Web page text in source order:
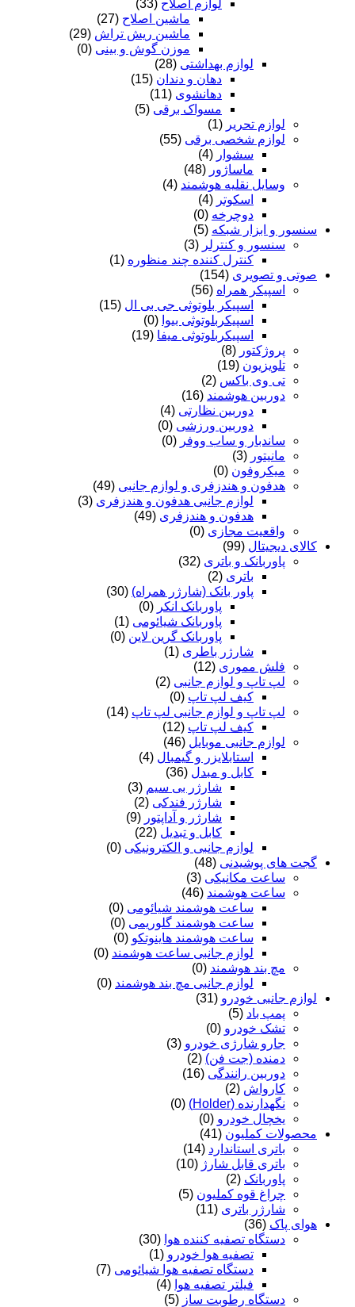
لوازم اصلاح (33)
ماشین اصلاح (27)
ماشین ریش تراش (29)
موزن گوش و بینی (0)
لوازم بهداشتی (28)
دهان و دندان (15)
دهانشوی (11)
مسواک برقی (5)
لوازم تحریر (1)
لوازم شخصی برقی (55)
سشوار (4)
ماساژور (48)
وسایل نقلیه هوشمند (4)
اسکوتر (4)
دوچرخه (0)
سنسور و ابزار شبکه (5)
سنسور و کنترلر (3)
کنترل کننده چند منظوره (1)
صوتی و تصویری (154)
اسپیکر همراه (56)
اسپیکر بلوتوثی جی بی ال (15)
اسپیکربلوتوثی بیوا (0)
اسپیکربلوتوثی میفا (19)
پروژکتور (8)
تلویزیون (19)
تی وی باکس (2)
دوربین هوشمند (16)
دوربین نظارتی (4)
دوربین ورزشی (0)
ساندبار و ساب ووفر (0)
مانیتور (3)
میکروفون (0)
هدفون و هندزفری و لوازم جانبی (49)
لوازم جانبی هدفون و هندزفری (3)
هدفون و هندزفری (49)
واقعیت مجازی (0)
کالای دیجیتال (99)
پاوربانک و باتری (32)
باتری (2)
پاور بانک (شارژر همراه) (30)
پاوربانک انکر (0)
پاوربانک شیائومی (1)
پاوربانک گرین لاین (0)
شارژر باطری (1)
فلش مموری (12)
لپ تاپ و لوازم جانبی (2)
کیف لپ تاپ (0)
لپ تاپ و لوازم جانبی لپ تاپ (14)
کیف لپ تاپ (12)
لوازم جانبی موبایل (46)
استابلایزر و گیمبال (4)
کابل و مبدل (36)
شارژر بی سیم (3)
شارژر فندکی (2)
شارژر و آداپتور (9)
کابل و تبدیل (22)
لوازم جانبی و الکترونیکی (0)
گجت های پوشیدنی (48)
ساعت مکانیکی (3)
ساعت هوشمند (46)
ساعت هوشمند شیائومی (0)
ساعت هوشمند گلوریمی (0)
ساعت هوشمند هاینوتکو (0)
لوازم جانبی ساعت هوشمند (0)
مچ بند هوشمند (0)
لوازم جانبی مچ بند هوشمند (0)
لوازم جانبی خودرو (31)
پمپ باد (5)
تشک خودرو (0)
جارو شارژی خودرو (3)
دمنده (جت فن) (2)
دوربین رانندگی (16)
کارواش (2)
نگهدارنده (Holder)
(0)
یخچال خودرو (0)
محصولات کملیون (41)
باتری استاندارد (14)
باتری قابل شارژ (10)
پاوربانک (2)
چراغ قوه کملیون (5)
شارژر باتری (11)
هوای پاک (36)
دستگاه تصفیه کننده هوا (30)
تصفیه هوا خودرو (1)
دستگاه تصفیه هوا شیائومی (7)
فیلتر تصفیه هوا (4)
دستگاه رطوبت ساز (5)